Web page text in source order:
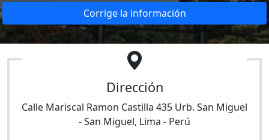
Corrige la información
Dirección
Calle Mariscal Ramon Castilla 435 Urb. San Miguel
-San Miguel, Lima - Perú